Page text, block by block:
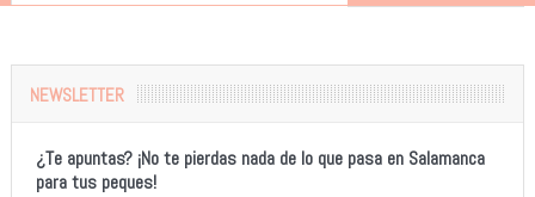
NEWSLETTER
¿Te apuntas? ¡No te pierdas nada de lo que pasa en Salamanca
para tus peques!